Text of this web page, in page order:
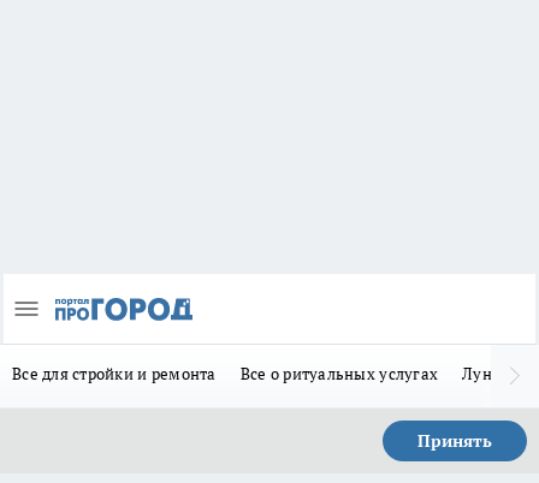
Все для стройки и ремонта Все о ритуальных услугах Лунно-
Принять